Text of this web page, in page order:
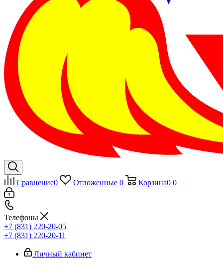
Сравнение0 Отложенные 0 Корзина0 0
Телефоны
+7 (831) 220-20-05
+7 (831) 220-20-11
Личный кабинет